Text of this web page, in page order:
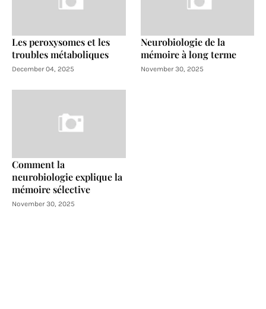
Les peroxysomes et les
troubles métaboliques
December 04, 2025
Neurobiologie de la
mémoire à long terme
November 30, 2025
Comment la
neurobiologie explique la
mémoire sélective
November 30, 2025